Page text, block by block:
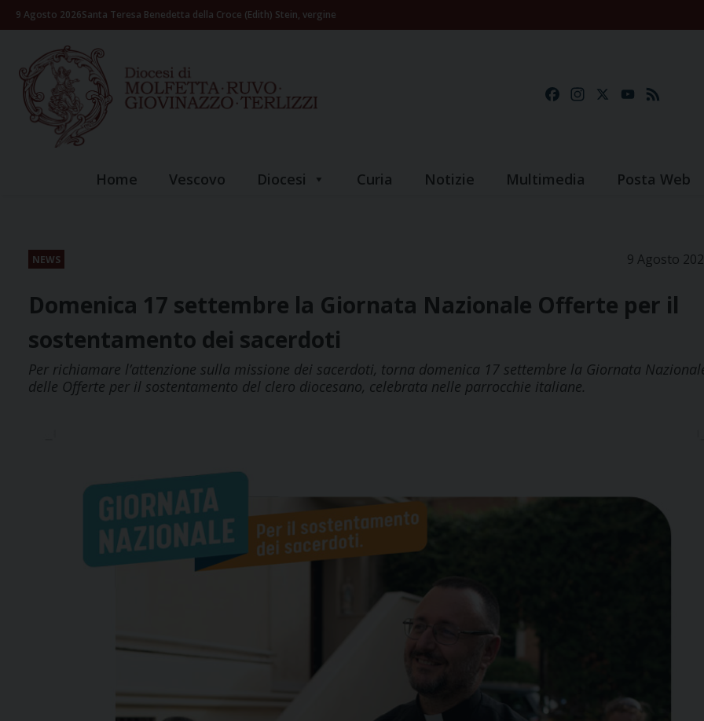
Skip9 Agosto 2026Santa Teresa Benedetta della Croce (Edith) Stein, vergine
FacebookInstagramYouTube
Home Vescovo Diocesi Curia Notizie Multimedia Posta Web
NEWS 9 Agosto
Domenica 17 settembre la Giornata Nazionale Offerte per il
sostentamento dei sacerdoti
Per richiamare l’attenzione sulla missione dei sacerdoti, torna domenica 17 settembre la Giornata
delle Offerte per il sostentamento del clero diocesano, celebrata nelle parrocchie italiane.